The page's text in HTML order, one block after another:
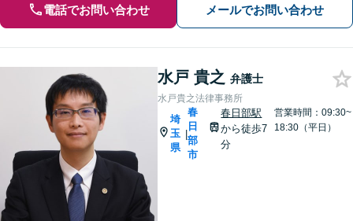
電話でお問い合わせ メールでお問い合わせ
水戸 貴之 弁護士
水戸貴之法律事務所
埼
玉
県
|
春
日
部
市
春日部駅
から徒歩7
分
営業時間：09:30~
18:30（平日）